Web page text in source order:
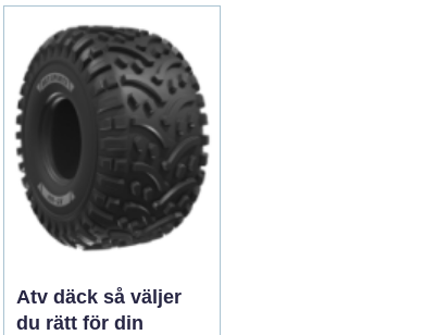
hållbarhet går hand i
hand. Men hur vet du om
en Polestar passar dig,
och vilken modell som är
rätt val?...
Atv däck så väljer
du rätt för din